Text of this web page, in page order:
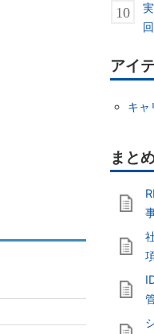
アイ
キャ